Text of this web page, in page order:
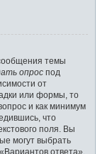
темы
опрос под
от
или формы, то
и как минимум
что
поля. Вы
могут выбрать
ответа»,